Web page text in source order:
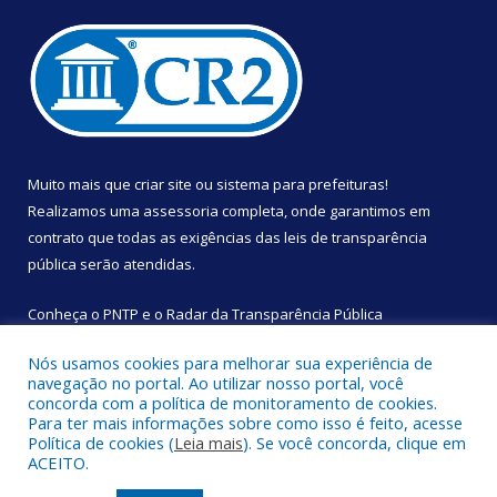
Muito mais que criar site ou sistema para prefeituras!
Realizamos uma assessoria completa, onde garantimos em
contrato que todas as exigências das leis de transparência
pública serão atendidas.
Conheça o PNTP e o Radar da Transparência Pública
Todos os direitos reservados a Câmara Municipal de São
Sebastião da Boa Vista.
Nós usamos cookies para melhorar sua experiência de
navegação no portal. Ao utilizar nosso portal, você
concorda com a política de monitoramento de cookies.
Para ter mais informações sobre como isso é feito, acesse
Política de cookies (Leia mais). Se você concorda, clique em
ACEITO.